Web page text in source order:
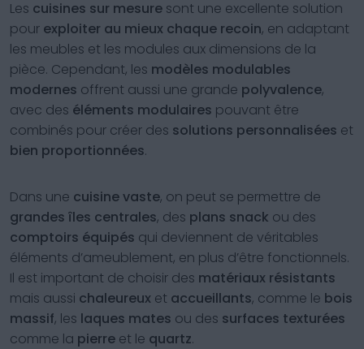
Les cuisines sur mesure sont une excellente solution
pour exploiter au mieux chaque recoin, en adaptant
les meubles et les modules aux dimensions de la
pièce. Cependant, les modèles modulables
modernes offrent aussi une grande polyvalence,
avec des éléments modulaires pouvant être
combinés pour créer des solutions personnalisées et
bien proportionnées.
Dans une cuisine vaste, on peut se permettre de
grandes îles centrales, des plans snack ou des
comptoirs équipés qui deviennent de véritables
éléments d’ameublement, en plus d’être fonctionnels.
Il est important de choisir des matériaux résistants
mais aussi chaleureux et accueillants, comme le bois
massif, les laques mates ou des surfaces texturées
comme la pierre et le quartz.